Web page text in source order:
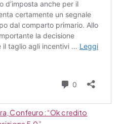
Confeuro: “Ok credito